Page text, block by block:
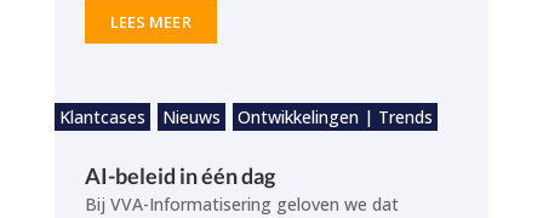
LEES MEER
Klantcases Nieuws Ontwikkelingen | Trends
AI-beleid in één dag
Bij VVA-Informatisering geloven we dat